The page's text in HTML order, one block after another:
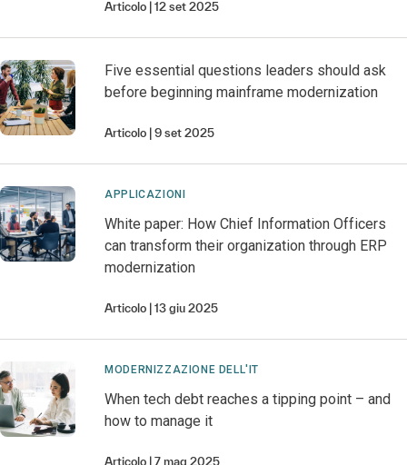
Articolo 12 set 2025
Five essential questions leaders should ask
before beginning mainframe modernization
Articolo 9 set 2025
APPLICAZIONI
White paper: How Chief Information Officers
can transform their organization through ERP
modernization
Articolo 13 giu 2025
MODERNIZZAZIONE DELL'IT
When tech debt reaches a tipping point – and
how to manage it
Articolo 7 mag 2025